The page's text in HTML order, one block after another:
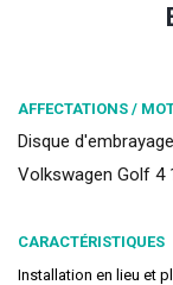
AFFECTATIONS /
Disque
Volkswagen Golf 4
CARACTÉRISTIQUES
Installation en lieu et